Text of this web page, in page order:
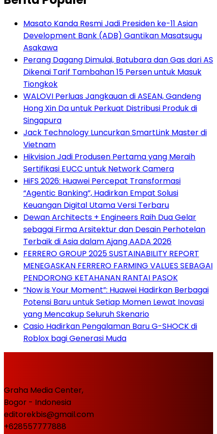
Masato Kanda Resmi Jadi Presiden ke-11 Asian
Development Bank (ADB) Gantikan Masatsugu
Asakawa
Perang Dagang Dimulai, Batubara dan Gas dari AS
Dikenai Tarif Tambahan 15 Persen untuk Masuk
Tiongkok
WALOVI Perluas Jangkauan di ASEAN, Gandeng
Hong Xin Da untuk Perkuat Distribusi Produk di
Singapura
Jack Technology Luncurkan SmartLink Master di
Vietnam
Hikvision Jadi Produsen Pertama yang Meraih
Sertifikasi EUCC untuk Network Camera
HiFS 2026: Huawei Percepat Transformasi
“Agentic Banking”, Hadirkan Empat Solusi
Keuangan Digital Utama Versi Terbaru
Dewan Architects + Engineers Raih Dua Gelar
sebagai Firma Arsitektur dan Desain Perhotelan
Terbaik di Asia dalam Ajang AADA 2026
FERRERO GROUP 2025 SUSTAINABILITY REPORT
MENEGASKAN FERRERO FARMING VALUES SEBAGAI
PENDORONG KETAHANAN RANTAI PASOK
“Now is Your Moment”: Huawei Hadirkan Berbagai
Potensi Baru untuk Setiap Momen Lewat Inovasi
yang Mencakup Seluruh Skenario
Casio Hadirkan Pengalaman Baru G-SHOCK di
Roblox bagi Generasi Muda
Graha Media Center,
Bogor - Indonesia
editorekbis@gmail.com
+628557777888